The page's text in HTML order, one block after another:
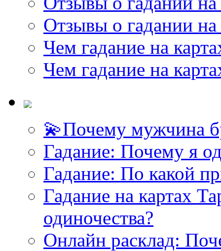
Отзывы о гадании на
Чем гадание на
Чем гадание на
💫Почему мужчина
Гадание: Почему я
Гадание: По какой
Гадание на картах
одиночества?
Онлайн расклад: